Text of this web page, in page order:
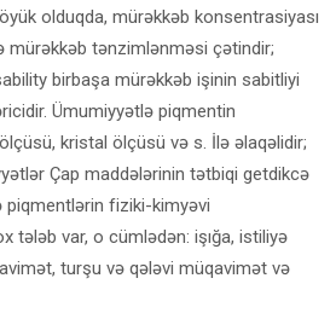
olduqda, mürəkkəb konsentrasiyası
mürəkkəb tənzimlənməsi çətindir;
birbaşa mürəkkəb işinin sabitliyi
Ümumiyyətlə piqmentin
kristal ölçüsü və s. İlə əlaqəlidir;
Çap maddələrinin tətbiqi getdikcə
piqmentlərin fiziki-kimyəvi
tələb var, o cümlədən: işığa, istiliyə
turşu və qələvi müqavimət və